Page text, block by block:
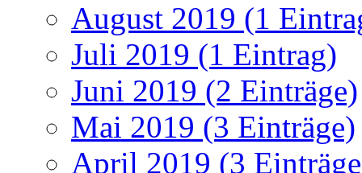
August 2019 (1
Juli 2019 (1 Eintrag)
Juni 2019 (2 Einträge)
Mai 2019 (3 Einträge)
April 2019 (3